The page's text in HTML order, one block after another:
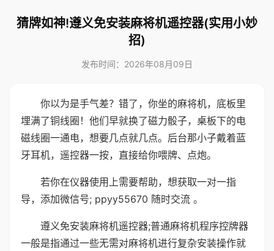
猜牌如神!遵义免安装麻将机遥控器(实用小妙
招)
发布时间：2026年08月09日
你以为是手气差？错了，你坐的麻将机，底板里
埋满了铜线圈！他们早就换了磁力骰子，桌板下的电
磁线圈一通电，想要几点就几点。后台那小子戴着蓝
牙耳机，遥控器一按，直接给你喂牌、点炮。
若你在仪器使用上需要帮助，想获取一对一指
导，添加微信号; ppyy55670 随时交流 。
遵义免安装麻将机遥控器;普通麻将机程序控牌器
一般是指通过一些无需对麻将机进行复杂安装操作就